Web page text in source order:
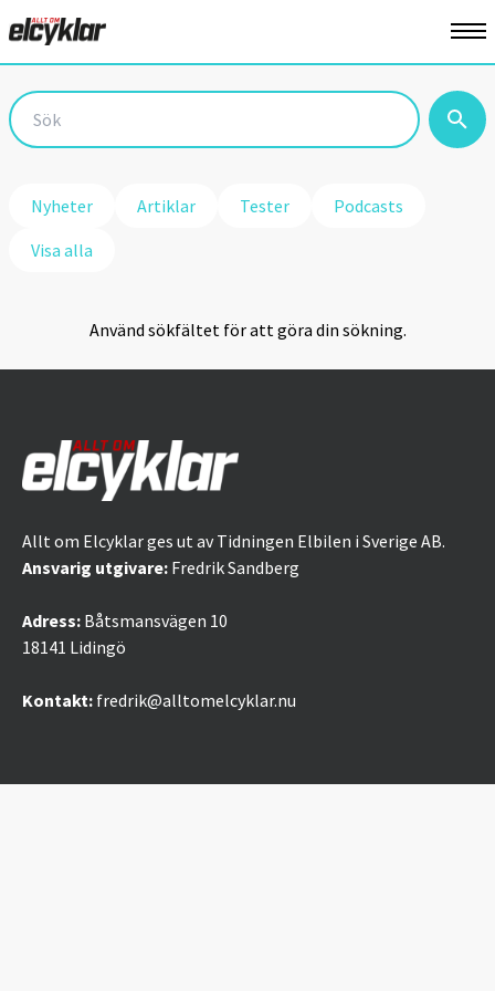
Använd sökfältet för att göra din sökning.
Nyheter Artiklar Tester
Podcasts
Visa alla
Allt om Elcyklar ges ut av Tidningen Elbilen i Sverige AB.
Ansvarig utgivare: Fredrik Sandberg
Adress: Båtsmansvägen 10
18141 Lidingö
Kontakt: fredrik@alltomelcyklar.nu